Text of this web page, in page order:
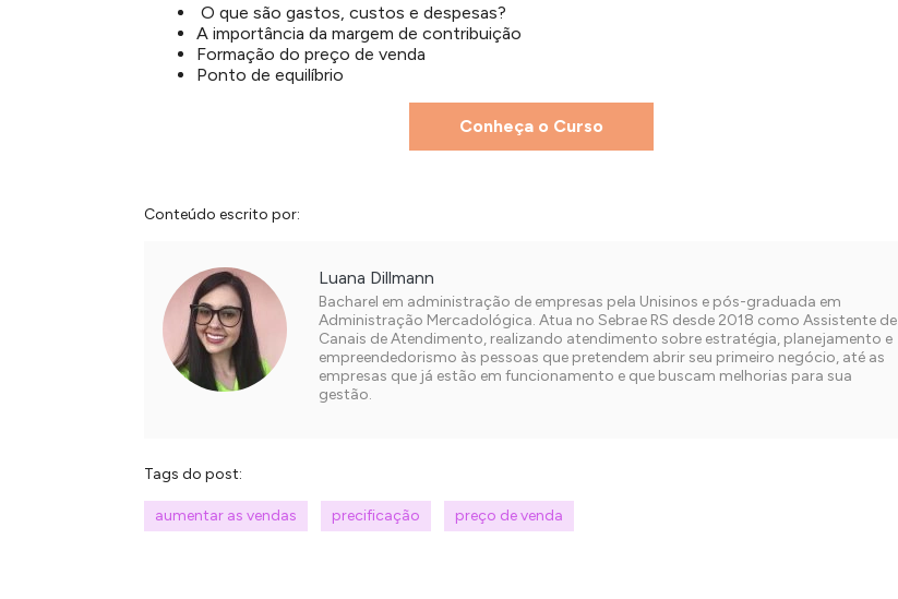
O que são gastos, custos e despesas?
A importância da margem de contribuição
Formação do preço de venda
Ponto de equilíbrio
Conheça o Curso
Conteúdo escrito por:
Luana Dillmann
Bacharel em administração de empresas pela Unisinos e pós-graduada em
Administração Mercadológica. Atua no Sebrae RS desde 2018 como Assistente de
Canais de Atendimento, realizando atendimento sobre estratégia, planejamento e
empreendedorismo às pessoas que pretendem abrir seu primeiro negócio, até as
empresas que já estão em funcionamento e que buscam melhorias para sua
gestão.
Tags do post:
aumentar as vendas precificação preço de venda